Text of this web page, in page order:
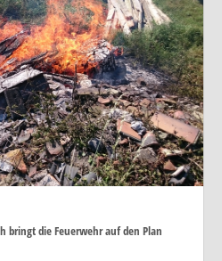
bringt die Feuerwehr auf den Plan